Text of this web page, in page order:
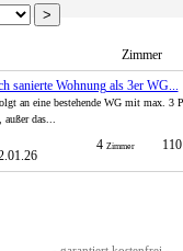
Zimmer
sanierte Wohnung als 3er WG...
an eine bestehende WG mit max. 3
das...
4 Zimmer 110